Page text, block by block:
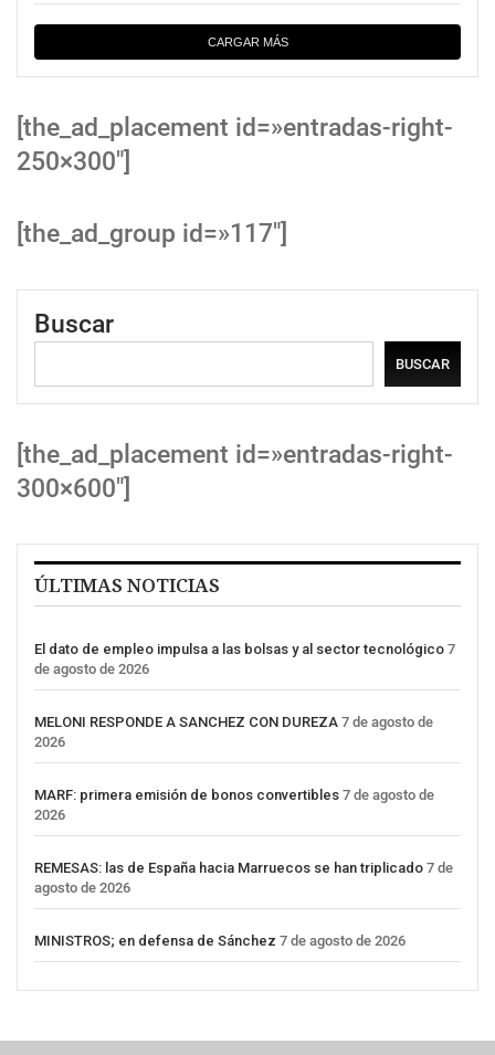
CARGAR MÁS
[the_ad_placement id=»entradas-right-
250×300″]
[the_ad_group id=»117″]
Buscar
BUSCAR
[the_ad_placement id=»entradas-right-
300×600″]
ÚLTIMAS NOTICIAS
El dato de empleo impulsa a las bolsas y al sector tecnológico 7
de agosto de 2026
MELONI RESPONDE A SANCHEZ CON DUREZA 7 de agosto de
2026
MARF: primera emisión de bonos convertibles 7 de agosto de
2026
REMESAS: las de España hacia Marruecos se han triplicado 7 de
agosto de 2026
MINISTROS; en defensa de Sánchez 7 de agosto de 2026